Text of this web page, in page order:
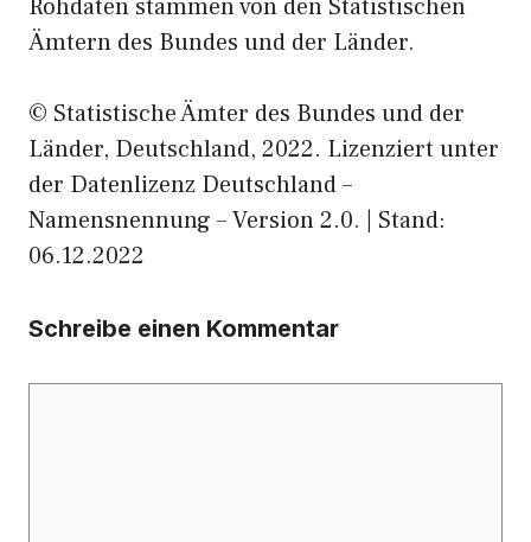
Rohdaten stammen von den Statistischen
Ämtern des Bundes und der Länder.
© Statistische Ämter des Bundes und der
Länder, Deutschland, 2022. Lizenziert unter
der Datenlizenz Deutschland –
Namensnennung – Version 2.0. | Stand:
06.12.2022
Schreibe einen Kommentar